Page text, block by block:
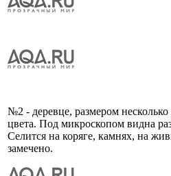
№2 - деревце, размером несколько
цвета. Под микроскопом видна
Селится на коряге, камнях, на
замечено.